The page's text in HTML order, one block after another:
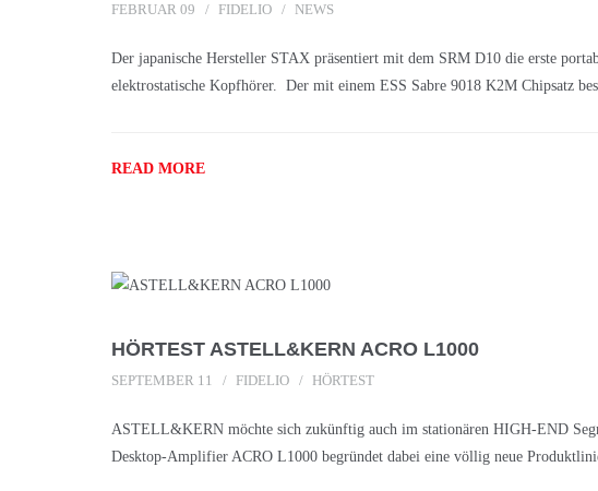
FEBRUAR 09 FIDELIO NEWS
Der japanische Hersteller STAX präsentiert mit dem SRM D10 die erste
elektrostatische Kopfhörer. Der mit einem ESS Sabre 9018 K2M Chipsatz
READ MORE
HÖRTEST ASTELL&KERN ACRO L1000
SEPTEMBER 11 FIDELIO HÖRTEST
ASTELL&KERN möchte sich zukünftig auch im stationären HIGH-END
Desktop-Amplifier ACRO L1000 begründet dabei eine völlig neue